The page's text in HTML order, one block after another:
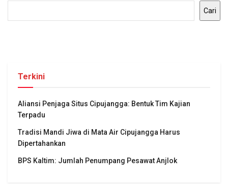
Cari
Terkini
Aliansi Penjaga Situs Cipujangga: Bentuk Tim Kajian
Terpadu
Tradisi Mandi Jiwa di Mata Air Cipujangga Harus
Dipertahankan
BPS Kaltim: Jumlah Penumpang Pesawat Anjlok